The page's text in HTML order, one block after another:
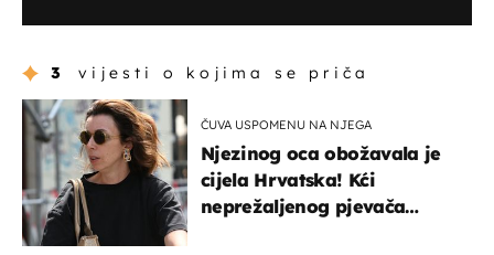
3 vijesti o kojima se priča
ČUVA USPOMENU NA NJEGA
Njezinog oca obožavala je
cijela Hrvatska! Kći
neprežaljenog pjevača